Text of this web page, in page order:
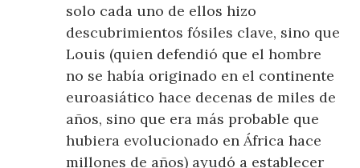
solo cada uno de ellos hizo
descubrimientos fósiles clave, sino que
Louis (quien defendió que el hombre
no se había originado en el continente
euroasiático hace decenas de miles de
años, sino que era más probable que
hubiera evolucionado en África hace
millones de años) ayudó a establecer